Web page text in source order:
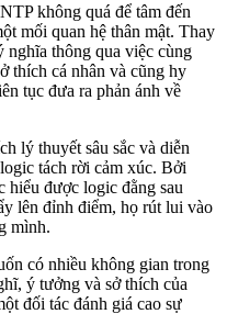
không quá để tâm đến
mối quan hệ thân mật. Thay
nghĩa thông qua việc cùng
thích cá nhân và cũng hy
tục đưa ra phản ánh về
lý thuyết sâu sắc và diễn
tách rời cảm xúc. Bởi
hiểu được logic đằng sau
lên đỉnh điểm, họ rút lui vào
mình.
có nhiều không gian trong
ý tưởng và sở thích của
đối tác đánh giá cao sự